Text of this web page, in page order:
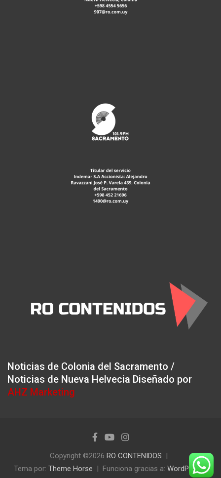
Noticias de Colonia del Sacramento /
Noticias de Nueva Helvecia Diseñado por
AHZ Marketing
Copyright ©2026 RO CONTENIDOS
Tema por: Theme Horse Funciona gracias a: WordPress